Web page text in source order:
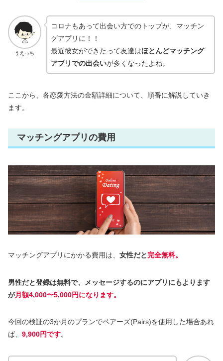
うえっち
コロナもあって出会い方でのトップが、マッチン
グアプリに！！
最近彼女ができたって友達はほとんどマッチング
アプリでの出会いが多くなったよね。
ここから、各恋愛方法の金額詳細について、順番に解説していき
ます。
マッチングアプリの費用
マッチングアプリにかかる費用は、 女性だと完全無料。
男性だと登録は無料で、メッセージするのにアプリにもよります
が月額4,000〜5,000円になります。
今回の検証の3か月のプランでペアーズ(Pairs)を使用した場合あれ
ば、 9,900円です。